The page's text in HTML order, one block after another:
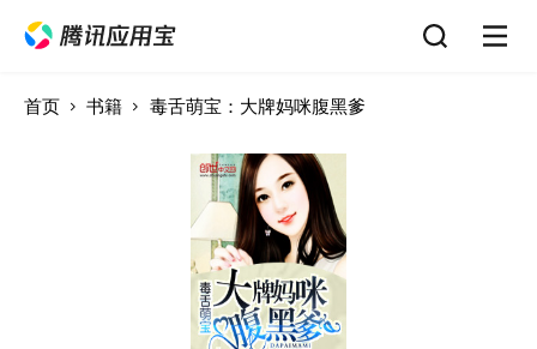
首页 书籍 毒舌萌宝：大牌妈咪腹黑爹